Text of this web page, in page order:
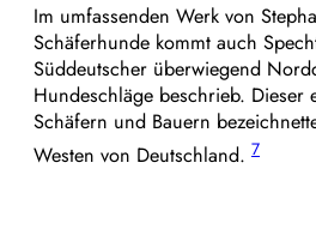
Im umfassenden Werk von
Schäferhunde kommt auch
Süddeutscher überwiegend
Hundeschläge beschrieb. Dieser
Schäfern und Bauern
Westen von Deutschland. 7